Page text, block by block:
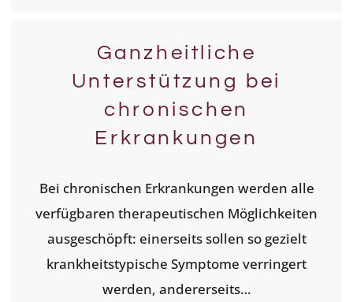
Ganzheitliche
Unterstützung bei
chronischen
Erkrankungen
Bei chronischen Erkrankungen werden alle
verfügbaren therapeutischen Möglichkeiten
ausgeschöpft: einerseits sollen so gezielt
krankheitstypische Symptome verringert
werden, andererseits…